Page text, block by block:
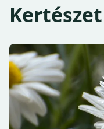
Kertészet